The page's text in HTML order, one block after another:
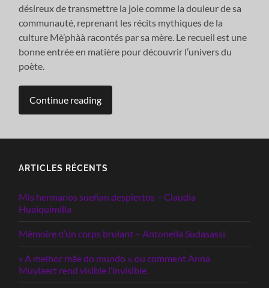
désireux de transmettre la joie comme la douleur de sa
communauté, reprenant les récits mythiques de la
culture Mè’phàà racontés par sa mère. Le recueil est une
bonne entrée en matière pour découvrir l’univers du
poète.
Continue reading
ARTICLES RÉCENTS
Mis hermanos sueñan despiertos – Claudia
Huaiquimilla
Mémoire d’un corps brulant – Antonella Sudasassi
« A melhor mãe do mundo », ou comment Anna
Muylaert rend visible l’invisible.